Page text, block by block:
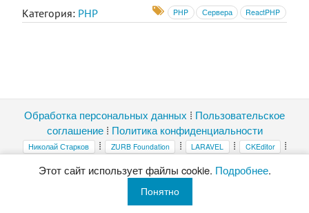
Категория: PHP PHP Сервера ReactPHP
Обработка персональных данных ⁞ Пользовательское
соглашение⁞ Политика конфиденциальности
Николай Старков ⁞ ZURB Foundation ⁞ LARAVEL ⁞ CKEditor ⁞
⁞ Magnific Popup
Копирование и публикация материалов без ссылки на этот сайт
запрещены
Этот сайт использует файлы cookie. Подробнее.
Понятно